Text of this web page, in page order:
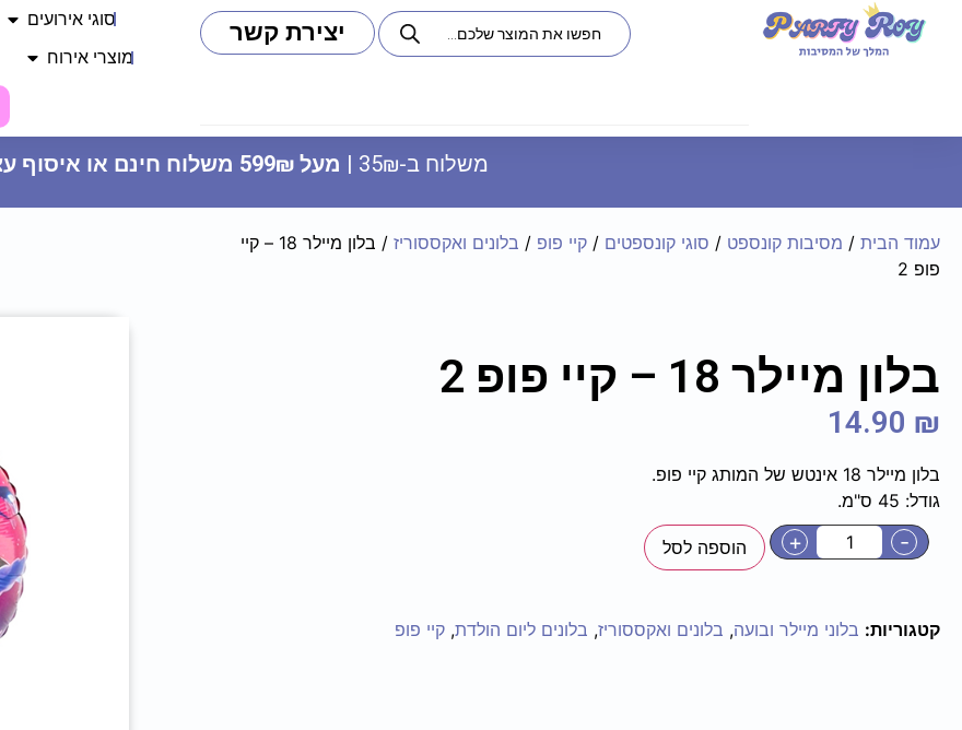
יצירת קשר סוגי אירועים
מוצרי אירוח
משלוח ב-35₪ | מעל 599₪ משלוח חינם או איסוף עצמי
עמוד הבית / מסיבות קונספט / סוגי קונספטים / קיי פופ / בלונים ואקססוריז
/ בלון מיילר 18 – קיי
פופ 2
בלון מיילר 18 – קיי פופ 2
14.90 ₪
בלון מיילר 18 אינטש של המותג קיי פופ.
גודל: 45 ס"מ.
-
+ הוספה לסל
קטגוריות: בלוני מיילר ובועה, בלונים ואקססוריז, בלונים ליום הולדת, קיי פופ